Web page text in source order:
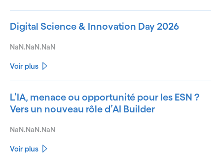
Digital Science & Innovation Day 2026
NaN.NaN.NaN
Voir plus
L’IA, menace ou opportunité pour les ESN ?
Vers un nouveau rôle d’AI Builder
NaN.NaN.NaN
Voir plus